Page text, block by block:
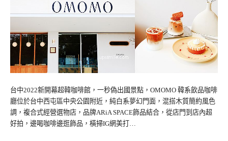
台中2022新開幕超韓咖啡館，一秒偽出國景點，OMOMO 韓系飲品咖啡
廳位於台中西屯區中央公園附近，純白系夢幻門面，混搭木質簡約風色
調，複合式經營選物店，品牌ARiA SPACE飾品結合，從店門到店內超
好拍，邊喝咖啡邊逛飾品，橫掃IG網美打…